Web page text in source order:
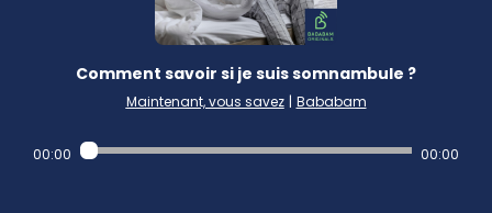
Comment savoir si je suis somnambule ?
Maintenant, vous savez | Bababam
00:00 00:00